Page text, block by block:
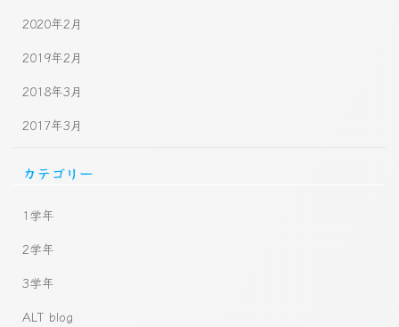
2020年2月
2019年2月
2018年3月
2017年3月
カテゴリー
1学年
2学年
3学年
ALT blog